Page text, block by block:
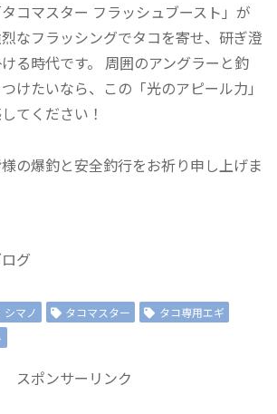
コマスター フラッシュブースト」が
なフラッシングでタコを寄せ、研ぎ澄
る時代です。 周囲のアングラーと釣
けたいなら、この「光のアピール力」
てください！
の爆釣と安全釣行をお祈り申し上げま
グ
シマノ タコマスター
タコ専用エギ
スポンサーリンク